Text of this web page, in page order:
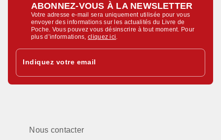
ABONNEZ-VOUS À LA NEWSLETTER
Votre adresse e-mail sera uniquement utilisée pour vous
envoyer des informations sur les actualités du Livre de
Poche. Vous pouvez vous désinscrire à tout moment. Pour
plus d’informations,cliquez ici
Indiquez votre email
Nous contacter